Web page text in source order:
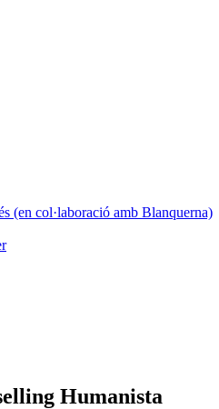
(en col·laboració amb Blanquerna)
Humanista